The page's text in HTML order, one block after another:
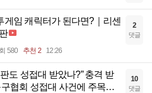
게임 캐릭터가 된다면?｜리센
580 추천 2 12:26
2
댓글
도 성접대 받았나?” 충격 받
협회 성접대 사건에 주목…
10
댓글